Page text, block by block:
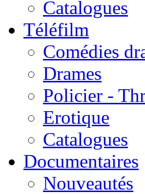
Catalogues
Téléfilm
Comédies
Drames
Policier -
Erotique
Catalogues
Documentaires
Nouveautés